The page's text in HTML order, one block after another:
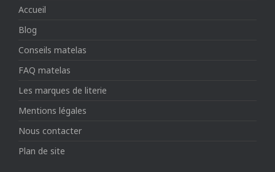
Accueil
Blog
Conseils matelas
FAQ matelas
Les marques de literie
Mentions légales
Nous contacter
Plan de site